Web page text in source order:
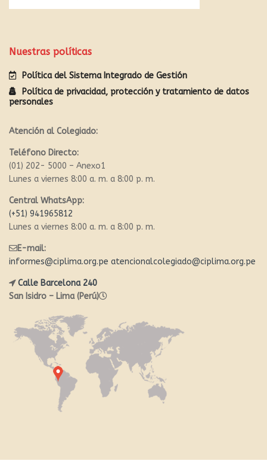
Nuestras políticas
Política del Sistema Integrado de Gestión
Política de privacidad, protección y tratamiento de datos
personales
Atención al Colegiado:
Teléfono Directo:
(01) 202- 5000 – Anexo1
Lunes a viernes 8:00 a. m. a 8:00 p. m.
Central WhatsApp:
(+51) 941965812
Lunes a viernes 8:00 a. m. a 8:00 p. m.
E-mail:
informes@ciplima.org.pe atencionalcolegiado@ciplima.org.pe
Calle Barcelona 240
San Isidro – Lima (Perú)